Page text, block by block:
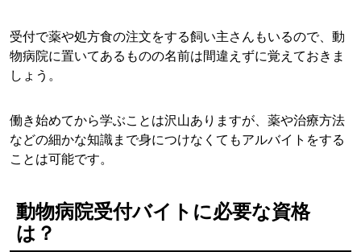
受付で薬や処方食の注文をする飼い主さんもいるので、動
物病院に置いてあるものの名前は間違えずに覚えておきま
しょう。
働き始めてから学ぶことは沢山ありますが、薬や治療方法
などの細かな知識まで身につけなくてもアルバイトをする
ことは可能です。
動物病院受付バイトに必要な資格
は？